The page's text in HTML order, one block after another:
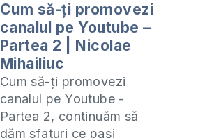
Cum să-ți promovezi
canalul pe Youtube –
Partea 2 | Nicolae
Mihailiuc
Cum să-ți promovezi
canalul pe Youtube -
Partea 2, continuăm să
dăm sfaturi ce pași